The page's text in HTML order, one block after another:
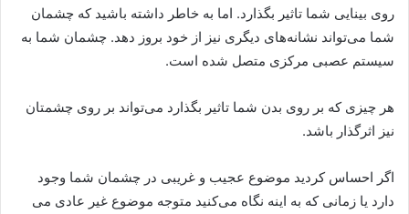
روی بینایی شما تاثیر بگذارد. اما به خاطر داشته باشید که چشمان
شما می‌تواند نشانه‌های دیگری نیز از خود بروز دهد. چشمان شما به
سیستم عصبی مرکزی متصل شده است.
هر چیزی که بر روی بدن شما تاثیر بگذارد می‌تواند بر روی چشمتان
نیز اثرگذار باشد.
اگر احساس کردید موضوع عجیب و غریبی در چشمان شما وجود
دارد یا زمانی که به اینه نگاه می‌کنید متوجه موضوع غیر عادی می